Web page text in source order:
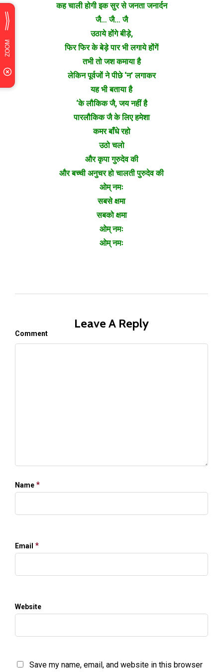
कह चाली होगी इक सुर से जनता जनार्दन
जै… जै… जै
उठाये होंगे बीड़े,
फिर फिर के बेड़े पार भी लगाये होंगें
तभी तो जश कमाया है
लेकिन पूर्वजों ने पीछे ‘न’ लगाकर
यह भी बताया है
‘के लौकिक जै, जय नहीं है
पारलौकिक जै के लिए हमेशा
कमर बाँधे रहो
उठो चलो
और कृपा गुरुदेव की
और बच्ची अनुचर हो चालती पुरुदेव की
ओम् नमः
सबसे क्षमा
सबको क्षमा
ओम् नमः
ओम् नमः
Leave A Reply
Comment
Name *
Email *
Website
Save my name, email, and website in this browser